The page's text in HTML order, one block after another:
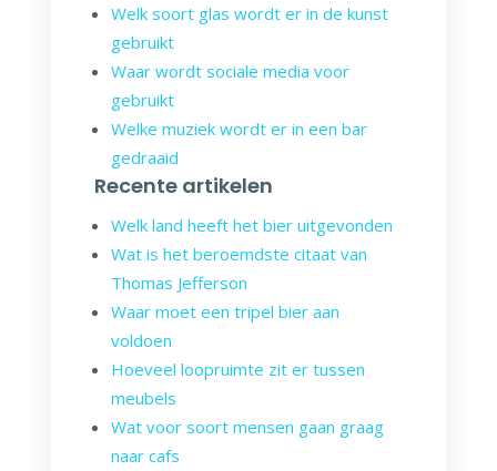
Welk soort glas wordt er in de kunst
gebruikt
Waar wordt sociale media voor
gebruikt
Welke muziek wordt er in een bar
gedraaid
Recente artikelen
Welk land heeft het bier uitgevonden
Wat is het beroemdste citaat van
Thomas Jefferson
Waar moet een tripel bier aan
voldoen
Hoeveel loopruimte zit er tussen
meubels
Wat voor soort mensen gaan graag
naar cafs